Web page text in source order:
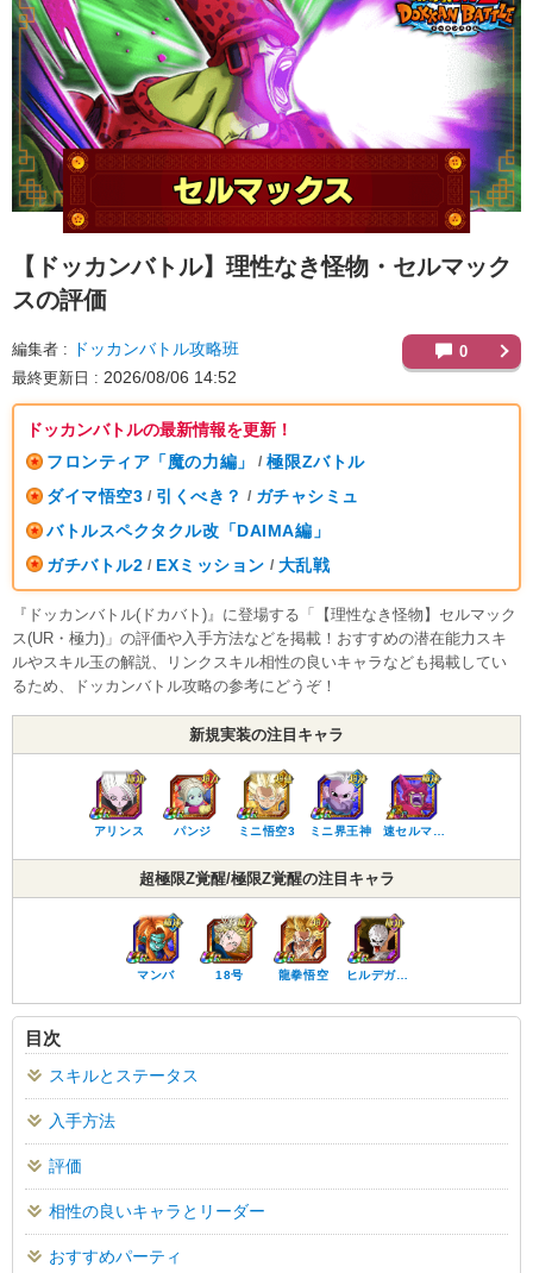
【ドッカンバトル】 理性なき怪物・セルマック
スの評価
編集者 ドッカンバトル攻略班
最終更新日 2026/08/06 14:52
0
ドッカンバトルの最新情報を更新！
フロンティア「魔の力編」
/ 極限Zバトル
ダイマ悟空3 / 引くべき？ / ガチャシミュ
バトルスペクタクル改「DAIMA編」
ガチバトル2 / EXミッション / 大乱戦
『ドッカンバトル(ドカバト)』に登場する「【理性なき怪物】セルマック
ス(UR・極力)」の評価や入手方法などを掲載！おすすめの潜在能力スキ
ルやスキル玉の解説、リンクスキル相性の良いキャラなども掲載してい
るため、ドッカンバトル攻略の参考にどうぞ！
新規実装の注目キャラ
アリンス パンジ ミニ悟空3 ミニ界王神 速セルマ…
超極限Z覚醒/極限Z覚醒の注目キャラ
マンバ 18号 龍拳悟空 ヒルデガ…
目次
スキルとステータス
入手方法
評価
相性の良いキャラとリーダー
おすすめパーティ